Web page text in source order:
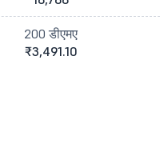
200 डीएमए
₹3,491.10